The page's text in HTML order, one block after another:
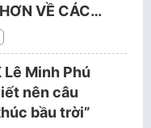
VỀ CÁC…
Minh Phú
nên câu
bầu trời”